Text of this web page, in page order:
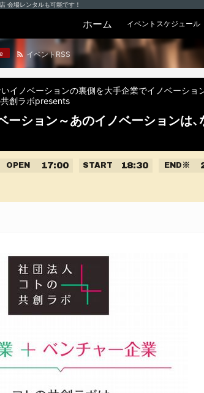
会場レンタルも可能です！
ホーム イベントスケジュール
イベントRSS
イノベーションの裏側を大手企業でイノベーショ
共創ラボpresents
ーション～あのイノベーションは
OPEN 17:00 START 18:30 END ※